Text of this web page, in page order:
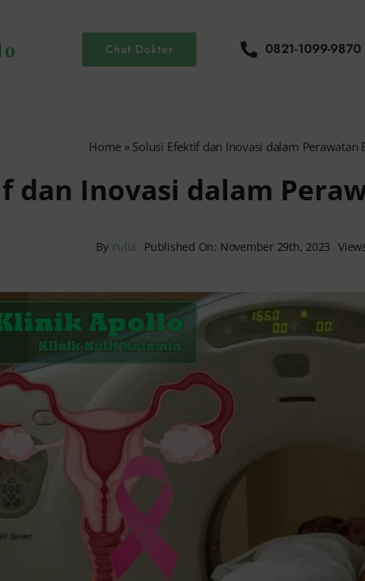
Chat Dokter 0821-1099-9870
Home » Solusi Efektif dan Inovasi dalam Perawatan
dan Inovasi dalam
ByYulia Published On: November 29th, 2023